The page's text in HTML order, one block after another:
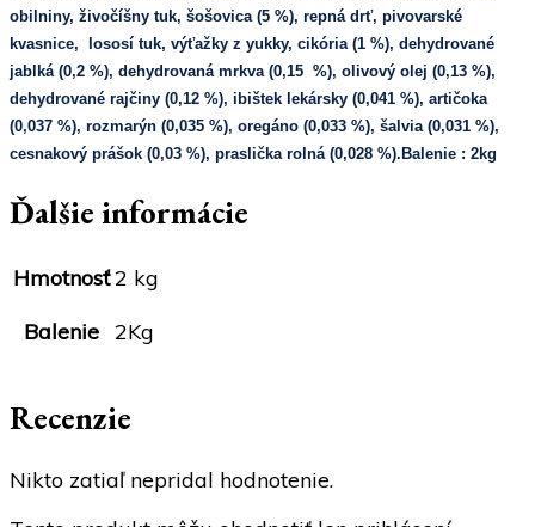
obilniny, živočíšny tuk, šošovica (5 %), repná drť, pivovarské
kvasnice, lososí tuk, výťažky z yukky, cikória (1 %), dehydrované
jablká (0,2 %), dehydrovaná mrkva (0,15 %), olivový olej (0,13 %),
dehydrované rajčiny (0,12 %), ibištek lekársky (0,041 %), artičoka
(0,037 %), rozmarýn (0,035 %), oregáno (0,033 %), šalvia (0,031 %),
cesnakový prášok (0,03 %), praslička rolná (0,028 %). Balenie : 2kg
Ďalšie informácie
Hmotnosť2 kg
Balenie 2Kg
Recenzie
Nikto zatiaľ nepridal hodnotenie.